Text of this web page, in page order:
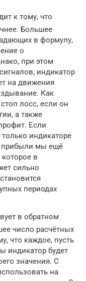
к тому, что
Большее
в формулу,
о
при этом
индикатор
на движения
Как
лосс, если он
а также
Если
индикаторе
прибыли мы ещё
в
сильно
периодах
в обратном
число расчётных
что каждое, пусть
индикатор будет
значения. С
на